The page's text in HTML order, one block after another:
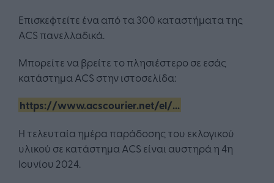
Επισκεφτείτε ένα από τα 300 καταστήματα της
ACS πανελλαδικά.
Μπορείτε να βρείτε το πλησιέστερο σε εσάς
κατάστημα ACS στην ιστοσελίδα:
https://www.acscourier.net/el/...
Η τελευταία ημέρα παράδοσης του εκλογικού
υλικού σε κατάστημα ACS είναι αυστηρά η 4η
Ιουνίου 2024.